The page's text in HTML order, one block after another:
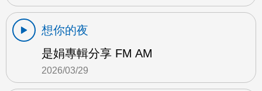
想你的夜
是娟專輯分享 FM AM
2026/03/29